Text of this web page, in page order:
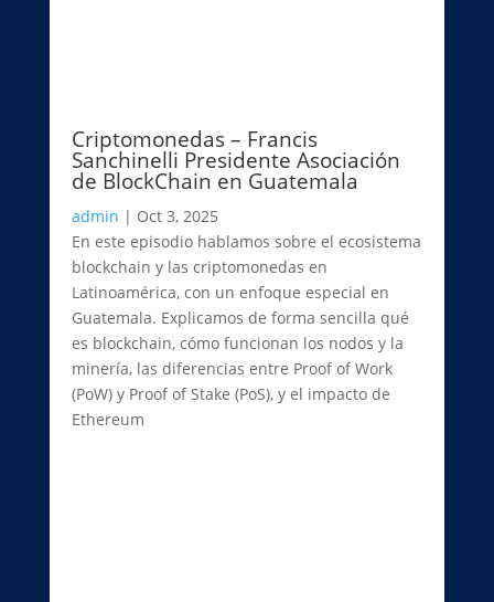
Criptomonedas – Francis
Sanchinelli Presidente Asociación
de BlockChain en Guatemala
admin | Oct 3, 2025
En este episodio hablamos sobre el ecosistema
blockchain y las criptomonedas en
Latinoamérica, con un enfoque especial en
Guatemala. Explicamos de forma sencilla qué
es blockchain, cómo funcionan los nodos y la
minería, las diferencias entre Proof of Work
(PoW) y Proof of Stake (PoS), y el impacto de
Ethereum